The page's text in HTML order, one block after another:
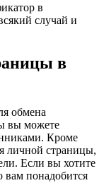
в
случай и
в
обмена
вы можете
Кроме
личной страницы,
Если вы хотите
вам понадобится